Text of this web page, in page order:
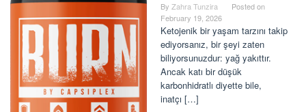
By Zahra Tunzira
Posted on
February 19, 2026
Ketojenik bir yaşam tarzını takip
ediyorsanız, bir şeyi zaten
biliyorsunuzdur: yağ yakıttır.
Ancak katı bir düşük
karbonhidratlı diyette bile,
inatçı […]